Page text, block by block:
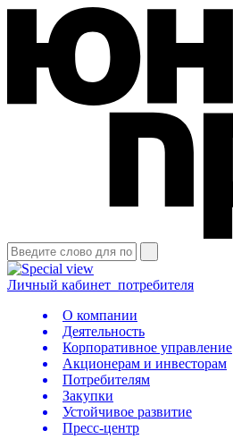
Личный кабинет потребителя
О компании
Деятельность
Корпоративное управление
Акционерам и инвесторам
Потребителям
Закупки
Устойчивое развитие
Пресс-центр